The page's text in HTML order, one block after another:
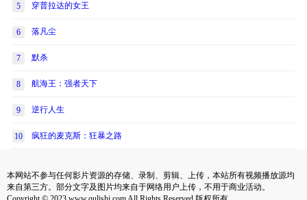
5 穿普拉达的女王
6 落凡尘
7 默杀
8 航海王：强者天下
9 逆行人生
10 疯狂的麦克斯：狂暴之路
本网站不参与任何影片资源的存储、录制、剪辑、上传，本站所有视频播放源均
来自第三方。部分文字及图片均来自于网络用户上传，不用于商业活动。